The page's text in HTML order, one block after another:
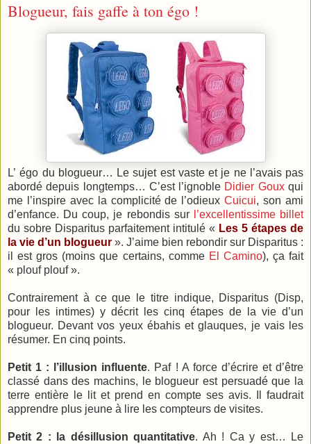
Blogueur, fais gaffe à ton égo !
L’ égo du blogueur… Le sujet est vaste et je ne l’avais pas
abordé depuis longtemps… C’est l’ignoble Didier Gouxqui
me l’inspire avec la complicité de l’odieuxCuicui, son ami
d’enfance. Du coup, je rebondis sur
l’excellentissime billet
du sobre Disparitus parfaitement intitulé « Les 5 étapes de
la vie d’un blogueur ». J’aime bien rebondir sur Disparitus :
il est gros (moins que certains, comme El Camino), ça fait
« plouf plouf ».
Contrairement à ce que le titre indique, Disparitus (Disp,
pour les intimes) y décrit les cinq étapes de la vie d’un
blogueur. Devant vos yeux ébahis et glauques, je vais les
résumer. En cinq points.
Petit 1 : l’illusion influente. Paf ! A force d’écrire et d’être
classé dans des machins, le blogueur est persuadé que la
terre entière le lit et prend en compte ses avis. Il faudrait
apprendre plus jeune à lire les compteurs de visites.
Petit 2 : la désillusion quantitative. Ah ! Ca y est… Le